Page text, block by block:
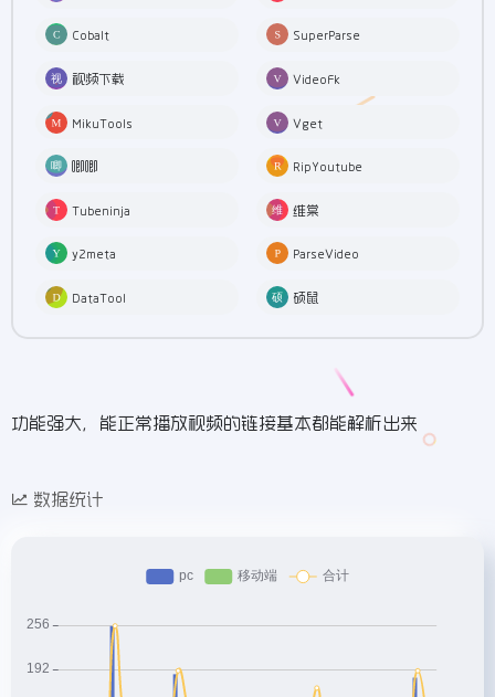
Cobalt SuperParse
视频下载 VideoFk
MikuTools Vget
唧唧 RipYoutube
Tubeninja 维棠
y2meta ParseVideo
DataTool 硕鼠
功能强大，能正常播放视频的链接基本都能解析出来
数据统计